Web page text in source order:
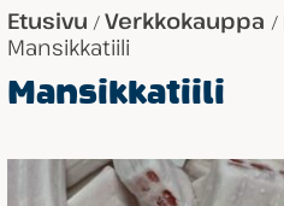
Etusivu / Verkkokauppa /
Mansikkatiili
Mansikkatiili